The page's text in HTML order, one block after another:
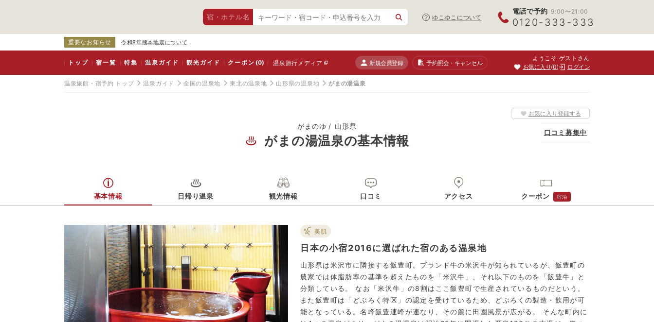
宿・ホテル名 ゆこゆこについて
電話で予約 9:00〜21:00
0120-333-333
重要なお知らせ 令和8年熊本地震について
トップ 宿一覧 特集 温泉ガイド 観光ガイド クーポン(0) 温泉旅行メディア 新規会員登録 予約照会・キャンセル
ようこそ ゲストさん
お気に入り 0 ログイン
温泉旅館・宿予約 トップ 温泉ガイド 全国の温泉地 東北の温泉地 山形県の温泉地 がまの湯温泉
がまのゆ 山形県
がまの湯温泉の基本情報
お気に入り登録する
口コミ募集中
基本情報 日帰り温泉 観光情報 口コミ アクセス クーポン 宿泊
美肌
日本の小宿2016に選ばれた宿のある温泉地
山形県は米沢市に隣接する飯豊町。ブランド牛の米沢牛が知られているが、飯豊町の
農家では体脂肪率の基準を超えたものを「米沢牛」、それ以下のものを「飯豊牛」と
分類している。 なお「米沢牛」の8割はここ飯豊町で生産されているものだという。
また飯豊町は「どぶろく特区」の認定を受けているため、どぶろくの製造・飲用が可
能となっている。名峰飯豊連峰が連なり、その麓に田園風景が広がる。 そんな町内に